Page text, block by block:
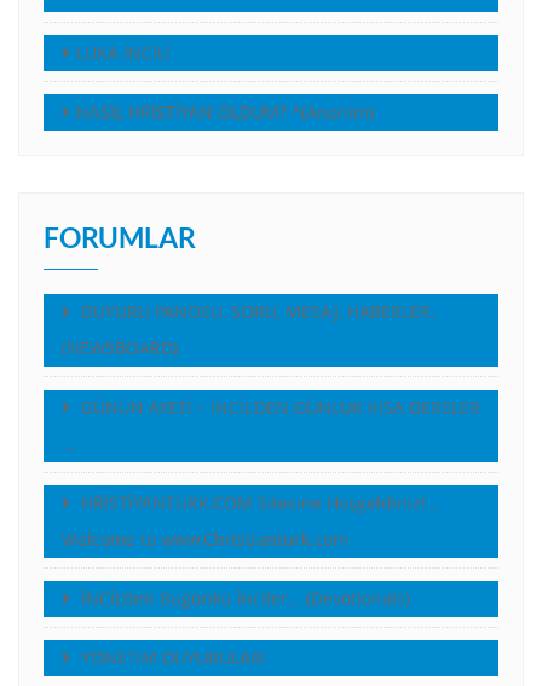
LUKA İNCİLİ
NASIL HRİSTİYAN OLDUM? *(Anonim)
FORUMLAR
DUYURU PANOSU, SORU, MESAJ, HABERLER,
(NEWSBOARD)
GÜNÜN AYETİ – İNCİL’DEN GÜNLÜK KISA DERSLER
…
HRİSTİYANTÜRK.COM Sitesine Hoşgeldiniz!…
Welcome to www.Christianturk.com
İNCİL’den Bugünkü İnciler… (Devotionals)
YÖNETiM DUYURULARI